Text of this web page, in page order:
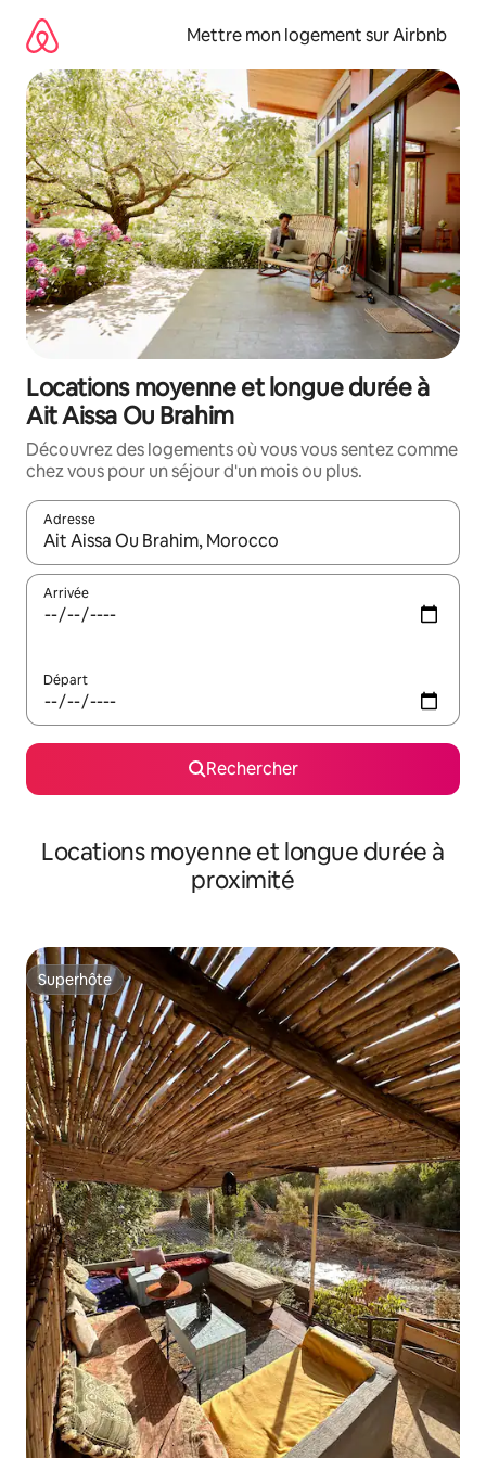
directement
contenu
Mettre mon logement sur Airbnb
Locations moyenne et longue durée à
Ait Aissa Ou Brahim
Découvrez des logements où vous vous sentez comme
chez vous pour un séjour d'un mois ou plus.
Adresse
Lorsque les résultats s'affichent, utilisez les flèches vers le
Arrivée
Départ
Rechercher
Locations moyenne et longue durée à
proximité
Superhôte
Superhôte